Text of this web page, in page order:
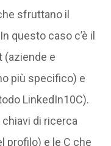
sfruttano il
questo caso c’è il
(aziende e
più specifico) e
LinkedIn10C).
di ricerca
profilo) e le C che